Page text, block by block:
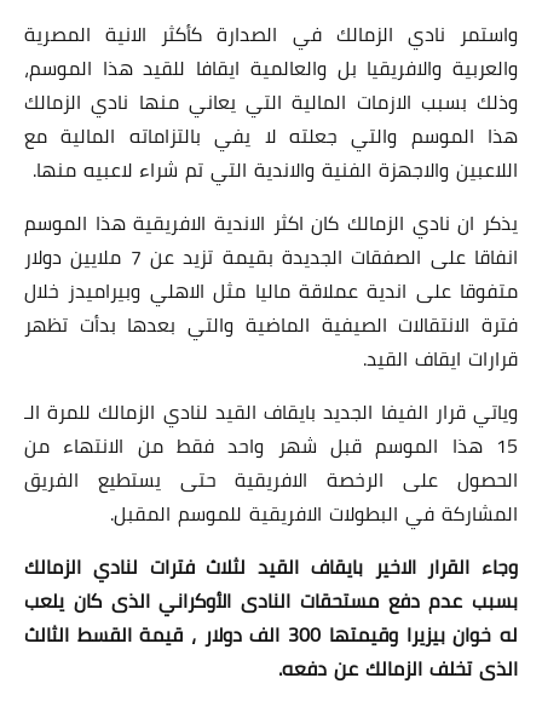
واستمر نادي الزمالك في الصدارة كأكثر الانية المصرية
والعربية والافريقيا بل والعالمية ايقافا للقيد هذا الموسم،
وذلك بسبب الازمات المالية التي يعاني منها نادي الزمالك
هذا الموسم والتي جعلته لا يفي بالتزاماته المالية مع
اللاعبين والاجهزة الفنية والاندية التي تم شراء لاعبيه منها.
يذكر ان نادي الزمالك كان اكثر الاندية الافريقية هذا الموسم
انفاقا على الصفقات الجديدة بقيمة تزيد عن 7 ملايين دولار
متفوقا على اندية عملاقة ماليا مثل الاهلي وبيراميدز خلال
فترة الانتقالات الصيفية الماضية والتي بعدها بدأت تظهر
قرارات ايقاف القيد.
وياتي قرار الفيفا الجديد بايقاف القيد لنادي الزمالك للمرة الـ
15 هذا الموسم قبل شهر واحد فقط من الانتهاء من
الحصول على الرخصة الافريقية حتى يستطيع الفريق
المشاركة في البطولات الافريقية للموسم المقبل.
وجاء القرار الاخير بايقاف القيد لثلاث فترات لنادي الزمالك
بسبب عدم دفع مستحقات النادى الأوكراني الذى كان يلعب
له خوان بيزيرا وقيمتها 300 الف دولار ، قيمة القسط الثالث
الذى تخلف الزمالك عن دفعه.